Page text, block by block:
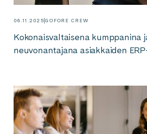
06.11.2025 GOFORE CREW
Kokonaisvaltaisena kumppanina
neuvonantajana asiakkaiden